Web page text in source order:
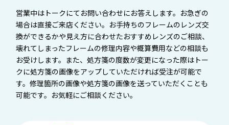
営業中はトークにてお問い合わせにお答えします。お急ぎの
場合は直接ご来店ください。お手持ちのフレームのレンズ交
換ができるかや見え方に合わせたおすすめレンズのご相談、
壊れてしまったフレームの修理内容や概算費用などの相談も
お受けします。また、処方箋の度数が変更になった際はトー
クに処方箋の画像をアップしていただければ受注が可能で
す。修理箇所の画像や処方箋の画像を送っていただくことも
可能です。お気軽にご相談ください。